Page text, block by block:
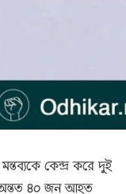
কেন্দ্র করে দুই
অন্তত ৪০ জন আহত